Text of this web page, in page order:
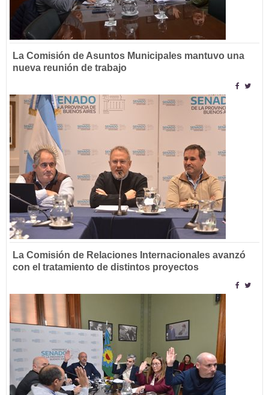
La Comisión de Asuntos Municipales mantuvo una
nueva reunión de trabajo
La Comisión de Relaciones Internacionales avanzó
con el tratamiento de distintos proyectos